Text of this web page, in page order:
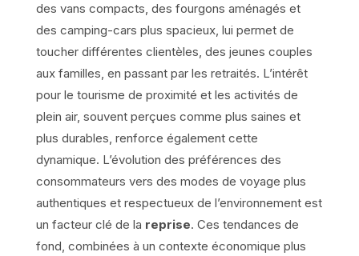
des vans compacts, des fourgons aménagés et
des camping-cars plus spacieux, lui permet de
toucher différentes clientèles, des jeunes couples
aux familles, en passant par les retraités. L’intérêt
pour le tourisme de proximité et les activités de
plein air, souvent perçues comme plus saines et
plus durables, renforce également cette
dynamique. L’évolution des préférences des
consommateurs vers des modes de voyage plus
authentiques et respectueux de l’environnement est
un facteur clé de la reprise. Ces tendances de
fond, combinées à un contexte économique plus